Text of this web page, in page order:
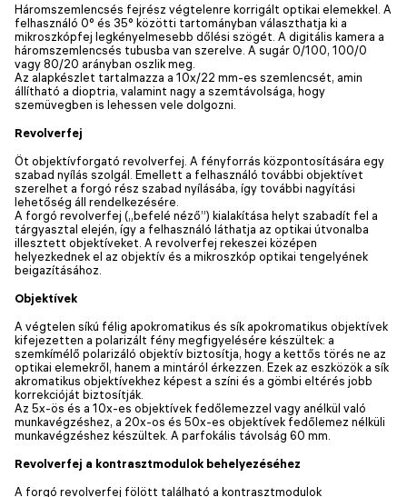
Háromszemlencsés fejrész végtelenre korrigált optikai elemekkel. A
felhasználó 0° és 35° közötti tartományban választhatja ki a
mikroszkópfej legkényelmesebb dőlési szögét. A digitális kamera a
háromszemlencsés tubusba van szerelve. A sugár 0/100, 100/0
vagy 80/20 arányban oszlik meg.
Az alapkészlet tartalmazza a 10x/22 mm-es szemlencsét, amin
állítható a dioptria, valamint nagy a szemtávolsága, hogy
szemüvegben is lehessen vele dolgozni.
Revolverfej
Öt objektívforgató revolverfej. A fényforrás központosítására egy
szabad nyílás szolgál. Emellett a felhasználó további objektívet
szerelhet a forgó rész szabad nyílásába, így további nagyítási
lehetőség áll rendelkezésére.
A forgó revolverfej („befelé néző”) kialakítása helyt szabadít fel a
tárgyasztal elején, így a felhasználó láthatja az optikai útvonalba
illesztett objektíveket. A revolverfej rekeszei középen
helyezkednek el az objektív és a mikroszkóp optikai tengelyének
beigazításához.
Objektívek
A végtelen síkú félig apokromatikus és sík apokromatikus objektívek
kifejezetten a polarizált fény megfigyelésére készültek: a
szemkímélő polarizáló objektív biztosítja, hogy a kettős törés ne az
optikai elemekről, hanem a mintáról érkezzen. Ezek az eszközök a sík
akromatikus objektívekhez képest a színi és a gömbi eltérés jobb
korrekcióját biztosítják.
Az 5x-ös és a 10x-es objektívek fedőlemezzel vagy anélkül való
munkavégzéshez, a 20x-os és 50x-es objektívek fedőlemez nélküli
munkavégzéshez készültek. A parfokális távolság 60 mm.
Revolverfej a kontrasztmodulok behelyezéséhez
A forgó revolverfej fölött található a kontrasztmodulok